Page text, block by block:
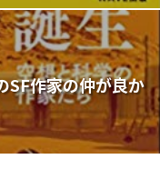
SF作家の仲が良か